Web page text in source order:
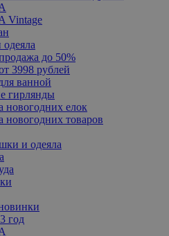
Vintage
до 50%
3998 рублей
ванной
гирлянды
новогодних елок
новогодних товаров
и одеяла
год